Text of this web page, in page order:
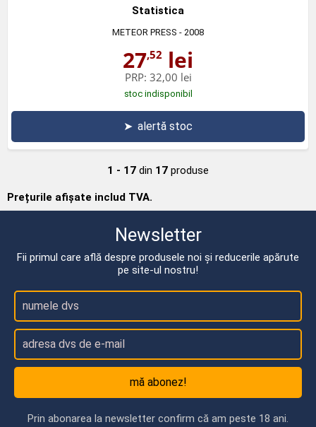
Statistica
METEOR PRESS - 2008
27,52 lei
PRP: 32,00 lei
stoc indisponibil
➤ alertă stoc
1 - 17 din 17 produse
Prețurile afișate includ TVA.
Newsletter
Fii primul care află despre produsele noi și reducerile apărute
pe site-ul nostru!
mă abonez!
Prin abonarea la newsletter confirm că am peste 18 ani.